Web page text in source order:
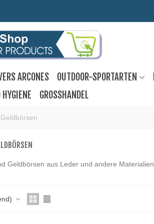
ARCONES OUTDOOR-SPORTARTEN
GROSSHANDEL
Geldbörsen aus Leder und andere Materialien.